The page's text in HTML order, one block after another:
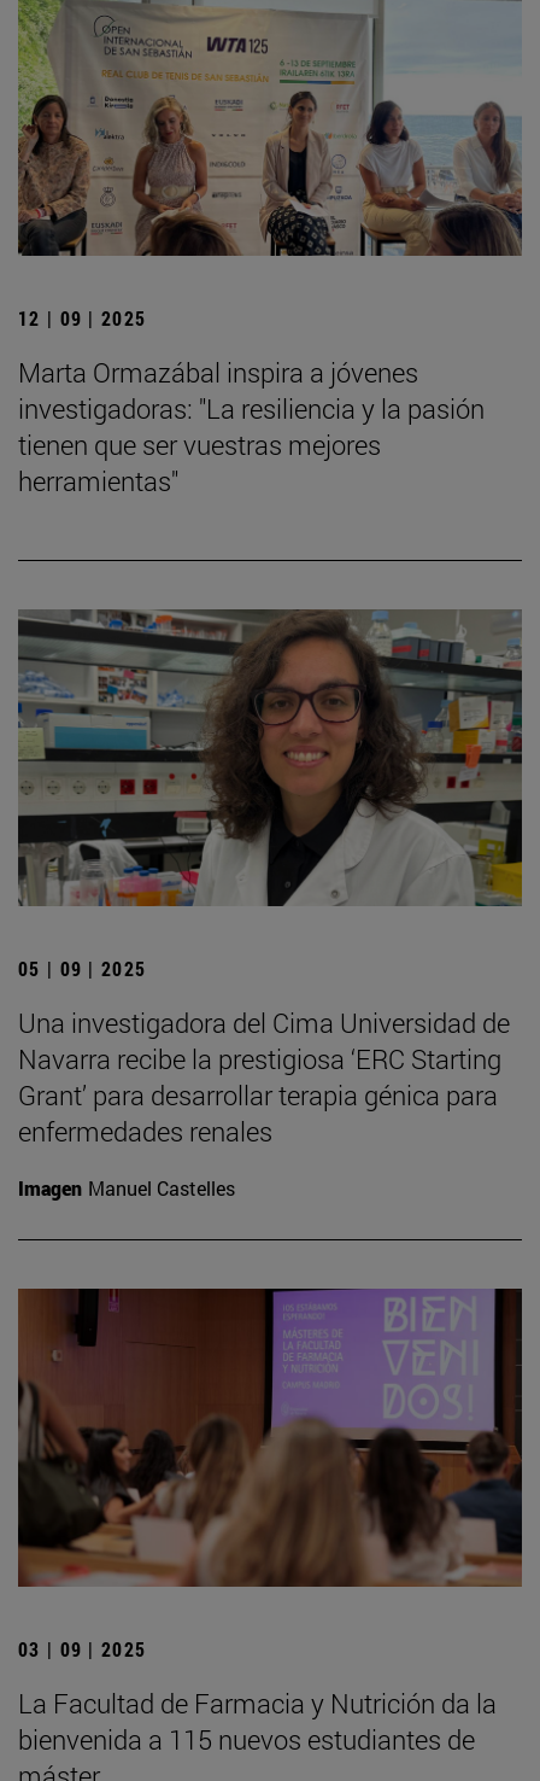
12 | 09 | 2025
Marta Ormazábal inspira a jóvenes
investigadoras: "La resiliencia y la pasión
tienen que ser vuestras mejores
herramientas"
05 | 09 | 2025
Una investigadora del Cima Universidad de
Navarra recibe la prestigiosa ‘ERC Starting
Grant’ para desarrollar terapia génica para
enfermedades renales
Imagen Manuel Castelles
03 | 09 | 2025
La Facultad de Farmacia y Nutrición da la
bienvenida a 115 nuevos estudiantes de